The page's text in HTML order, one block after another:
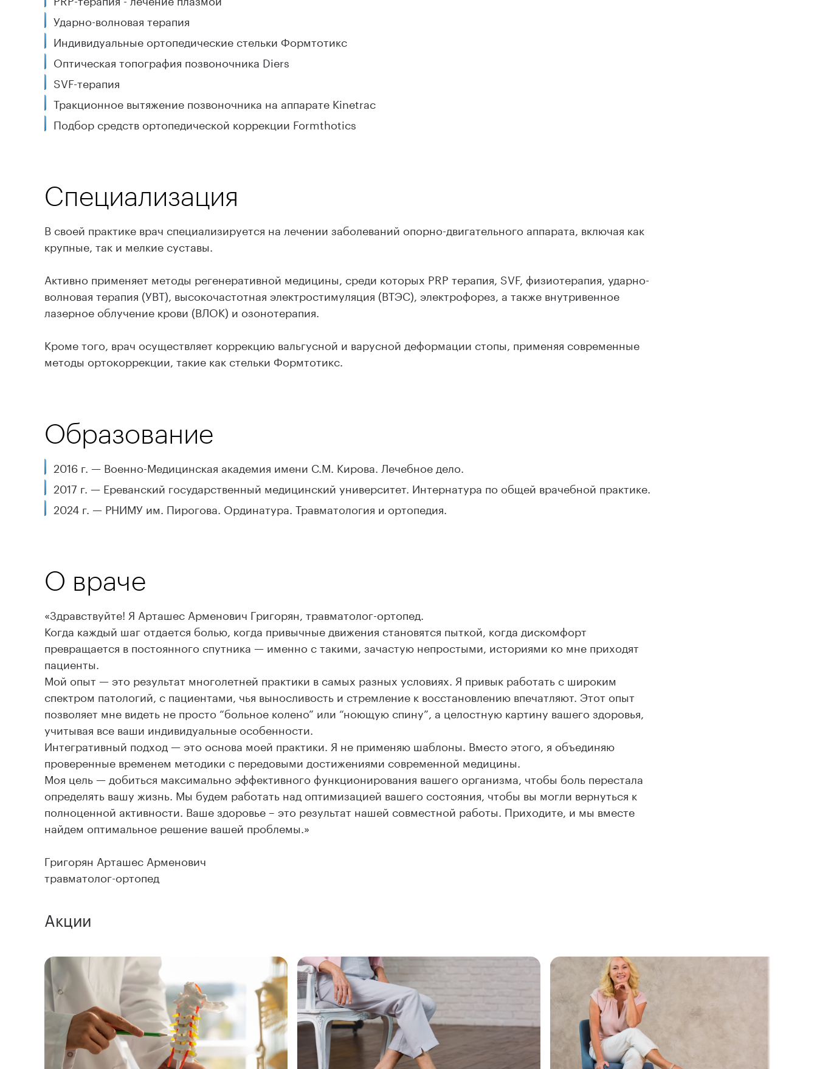
Ударно-волновая терапия
Индивидуальные ортопедические стельки Формтотикс
Оптическая топография позвоночника Diers
SVF-терапия
Тракционное вытяжение позвоночника на аппарате Kinetrac
Подбор средств ортопедической коррекции Formthotics
Специализация
В своей практике врач специализируется на лечении заболеваний опорно-двигательного аппарата, включая как
крупные, так и мелкие суставы.
Активно применяет методы регенеративной медицины, среди которых PRP терапия, SVF, физиотерапия, ударно-
волновая терапия (УВТ), высокочастотная электростимуляция (ВТЭС), электрофорез, а также внутривенное
лазерное облучение крови (ВЛОК) и озонотерапия.
Кроме того, врач осуществляет коррекцию вальгусной и варусной деформации стопы, применяя современные
методы ортокоррекции, такие как стельки Формтотикс.
Образование
2016 г. — Военно-Медицинская академия имени С.М. Кирова. Лечебное дело.
2017 г. — Ереванский государственный медицинский университет. Интернатура по общей врачебной практике.
2024 г. — РНИМУ им. Пирогова. Ординатура. Травматология и ортопедия.
О враче
«Здравствуйте! Я Арташес Арменович Григорян, травматолог-ортопед.
Когда каждый шаг отдается болью, когда привычные движения становятся пыткой, когда дискомфорт
превращается в постоянного спутника — именно с такими, зачастую непростыми, историями ко мне приходят
пациенты.
Мой опыт — это результат многолетней практики в самых разных условиях. Я привык работать с широким
спектром патологий, с пациентами, чья выносливость и стремление к восстановлению впечатляют. Этот опыт
позволяет мне видеть не просто “больное колено” или “ноющую спину”, а целостную картину вашего здоровья,
учитывая все ваши индивидуальные особенности.
Интегративный подход — это основа моей практики. Я не применяю шаблоны. Вместо этого, я объединяю
проверенные временем методики с передовыми достижениями современной медицины.
Моя цель — добиться максимально эффективного функционирования вашего организма, чтобы боль перестала
определять вашу жизнь. Мы будем работать над оптимизацией вашего состояния, чтобы вы могли вернуться к
полноценной активности. Ваше здоровье – это результат нашей совместной работы. Приходите, и мы вместе
найдем оптимальное решение вашей проблемы.»
Григорян Арташес Арменович
травматолог-ортопед
Акции